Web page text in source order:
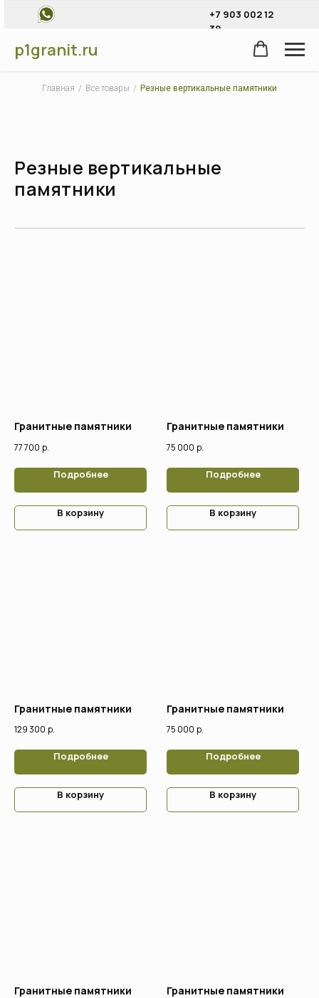
Поддержка
+7 903 002 12
39
p1granit.ru
Главная / Все товары / Резные вертикальные памятники
Резные вертикальные
памятники
Гранитные памятники
77 700 р.
Подробнее
В корзину
Гранитные памятники
75 000 р.
Подробнее
В корзину
Гранитные памятники
129 300 р.
Подробнее
В корзину
Гранитные памятники
75 000 р.
Подробнее
В корзину
Гранитные памятники Гранитные памятники